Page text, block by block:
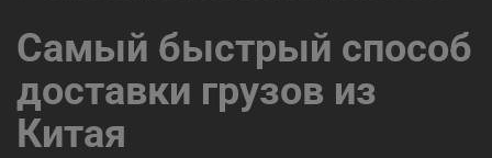
Самый быстрый способ
доставки грузов из
Китая